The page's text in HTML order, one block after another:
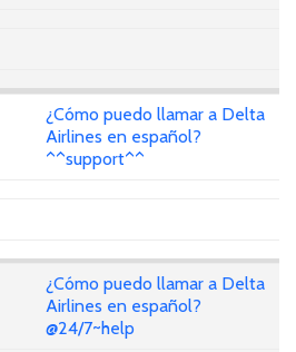
¿Cómo puedo llamar a Delta
Airlines en español?
^^support^^
¿Cómo puedo llamar a Delta
Airlines en español?
@24/7~help